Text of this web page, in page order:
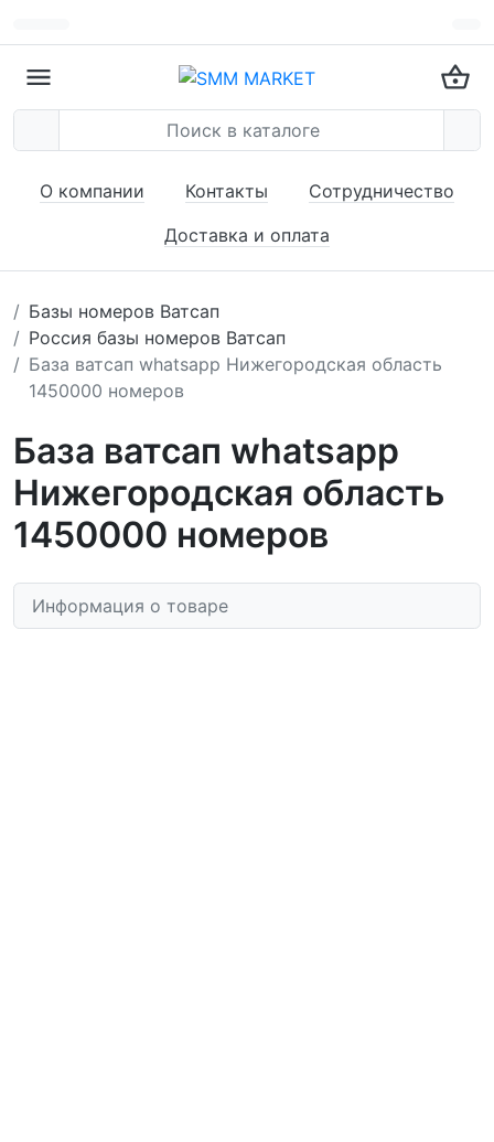
О компании Контакты
Сотрудничество
Доставка и оплата
Базы номеров Ватсап
Россия базы номеров Ватсап
База ватсап whatsapp Нижегородская область
1450000 номеров
База ватсап whatsapp
Нижегородская область
1450000 номеров
Информация о товаре